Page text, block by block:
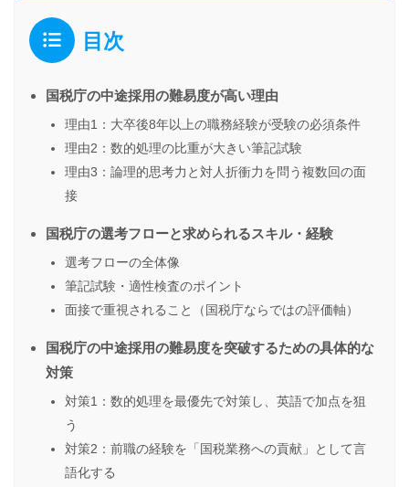
目次
国税庁の中途採用の難易度が高い理由
理由1：大卒後8年以上の職務経験が受験の必須条件
理由2：数的処理の比重が大きい筆記試験
理由3：論理的思考力と対人折衝力を問う複数回の面
接
国税庁の選考フローと求められるスキル・経験
選考フローの全体像
筆記試験・適性検査のポイント
面接で重視されること（国税庁ならではの評価軸）
国税庁の中途採用の難易度を突破するための具体的な
対策
対策1：数的処理を最優先で対策し、英語で加点を狙
う
対策2：前職の経験を「国税業務への貢献」として言
語化する